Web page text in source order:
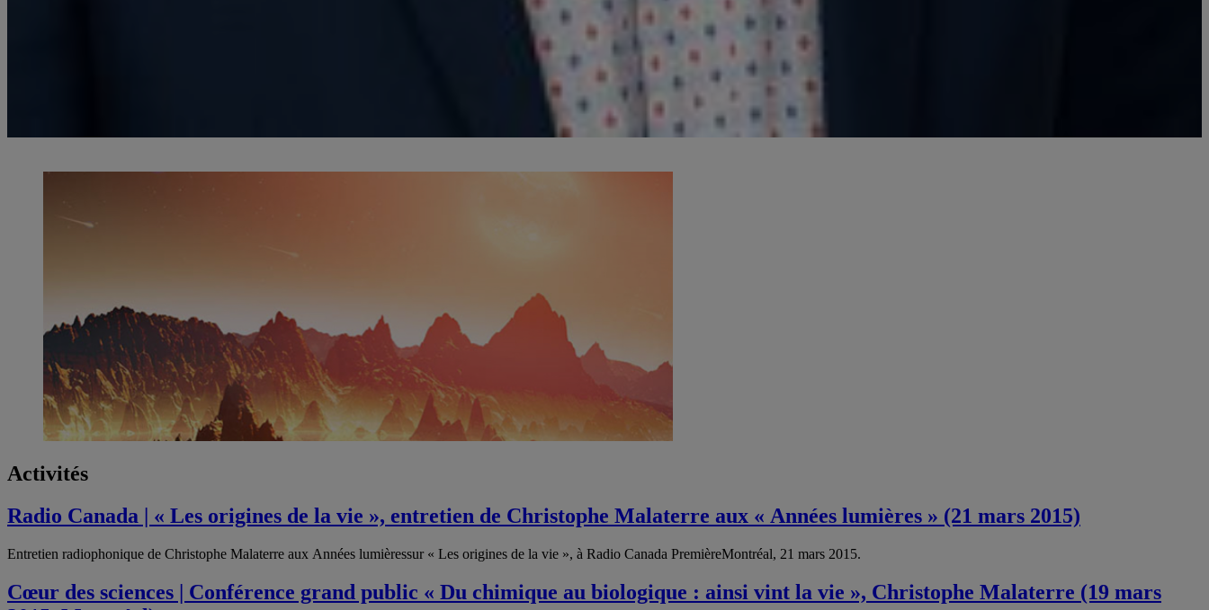
Activités
Radio Canada | « Les origines de la vie », entretien de Christophe Malaterre aux « Années lumières » (21 mars 2015)
Entretien radiophonique de Christophe Malaterre aux Années lumièressur « Les origines de la vie », à Radio Canada PremièreMontréal, 21 mars 2015.
Cœur des sciences | Conférence grand public « Du chimique au biologique : ainsi vint la vie », Christophe Malaterre (19 mars